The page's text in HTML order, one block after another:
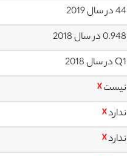
44 در سال 2019
0.948 در سال 2018
Q1 در سال 2018
نیست☓
ندارد☓
ندارد☓